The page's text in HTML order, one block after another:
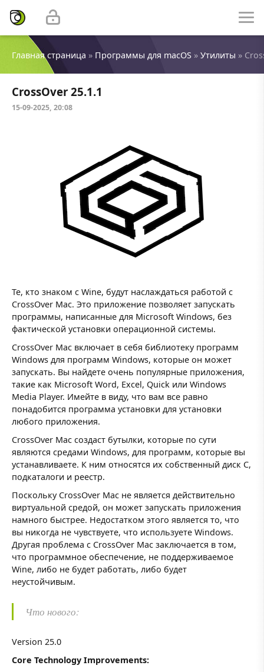
Главная страница » Программы для macOS » Утилиты »
CrossOver 25.1.1
15-09-2025, 20:08
Те, кто знаком с Wine, будут наслаждаться работой с
CrossOver Mac. Это приложение позволяет запускать
программы, написанные для Microsoft Windows, без
фактической установки операционной системы.
CrossOver Mac включает в себя библиотеку программ
Windows для программ Windows, которые он может
запускать. Вы найдете очень популярные приложения,
такие как Microsoft Word, Excel, Quick или Windows
Media Player. Имейте в виду, что вам все равно
понадобится программа установки для установки
любого приложения.
CrossOver Mac создаст бутылки, которые по сути
являются средами Windows, для программ, которые вы
устанавливаете. К ним относятся их собственный диск C,
подкаталоги и реестр.
Поскольку CrossOver Mac не является действительно
виртуальной средой, он может запускать приложения
намного быстрее. Недостатком этого является то, что
вы никогда не чувствуете, что используете Windows.
Другая проблема с CrossOver Mac заключается в том,
что программное обеспечение, не поддерживаемое
Wine, либо не будет работать, либо будет
неустойчивым.
Что нового:
Version 25.0
Core Technology Improvements: